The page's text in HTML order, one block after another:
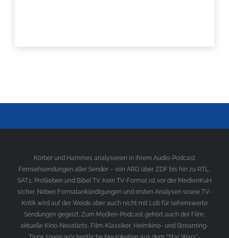
Körber und Hammes analysieren in ihrem Audio-Podcast
Fernsehsendungen aller Sender – von ARD über ZDF bis hin zu RTL,
SAT.1, ProSieben und Bibel TV. Kein TV-Format ist vor der MedienKuH
sicher. Neben Formatankündigungen und ersten Analysen sowie TV-
Kritik wird auf der Weide aber auch nicht mit Lob für sehenswerte
Sendungen gegeizt. Zum Medien-Podcast gehört auch der Film;
aktuelle Kino-Neustarts, Film-Klassiker, Heimkino- und Streaming-